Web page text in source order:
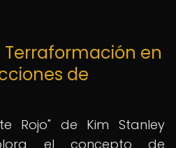
Terraformación en
de
Rojo" de Kim Stanley
el concepto de